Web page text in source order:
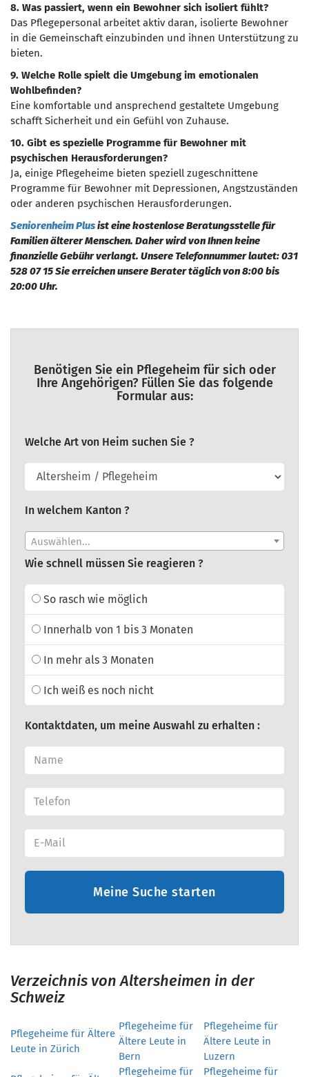
8. Was passiert, wenn ein Bewohner sich isoliert fühlt?
Das Pflegepersonal arbeitet aktiv daran, isolierte Bewohner
in die Gemeinschaft einzubinden und ihnen Unterstützung zu
bieten.
9. Welche Rolle spielt die Umgebung im emotionalen
Wohlbefinden?
Eine komfortable und ansprechend gestaltete Umgebung
schafft Sicherheit und ein Gefühl von Zuhause.
10. Gibt es spezielle Programme für Bewohner mit
psychischen Herausforderungen?
Ja, einige Pflegeheime bieten speziell zugeschnittene
Programme für Bewohner mit Depressionen, Angstzuständen
oder anderen psychischen Herausforderungen.
Seniorenheim Plusist eine kostenlose Beratungsstelle für
Familien älterer Menschen. Daher wird von Ihnen keine
finanzielle Gebühr verlangt. Unsere Telefonnummer lautet: 031
528 07 15 Sie erreichen unsere Berater täglich von 8:00 bis
20:00 Uhr.
Benötigen Sie ein Pflegeheim für sich oder
Ihre Angehörigen? Füllen Sie das folgende
Formular aus:
Welche Art von Heim suchen Sie ?
In welchem Kanton ?
Auswählen...
Wie schnell müssen Sie reagieren ?
So rasch wie möglich
Innerhalb von 1 bis 3 Monaten
In mehr als 3 Monaten
Ich weiß es noch nicht
Kontaktdaten, um meine Auswahl zu erhalten :
Meine Suche starten
Verzeichnis von Altersheimen in der
Schweiz
Pflegeheime für Ältere
Leute in Zürich
Pflegeheime für
Ältere Leute in
Bern
Pflegeheime für
Ältere Leute in
Luzern
Pflegeheime für Pflegeheime für